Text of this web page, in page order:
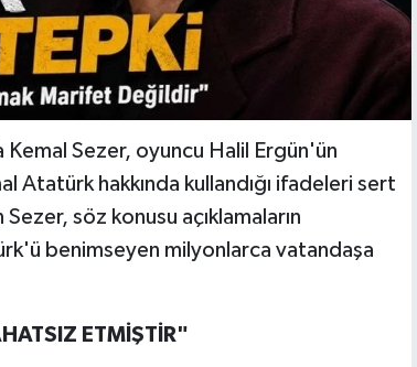
Kemal Sezer, oyuncu Halil Ergün'ün
Atatürk hakkında kullandığı ifadeleri sert
söz konusu açıklamaların
benimseyen milyonlarca vatandaşa
ETMİŞTİR"